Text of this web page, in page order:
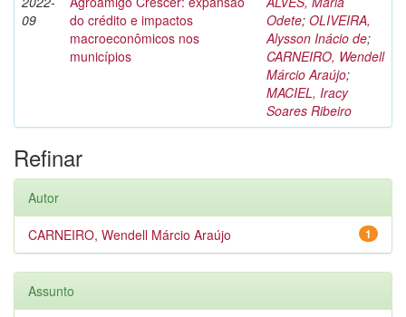
09
do crédito e impactos
macroeconômicos nos
municípios
Odete; OLIVEIRA,
Alysson Inácio de;
CARNEIRO, Wendell
Márcio Araújo;
MACIEL, Iracy
Soares Ribeiro
Refinar
Autor
1
CARNEIRO, Wendell Márcio Araújo
Assunto